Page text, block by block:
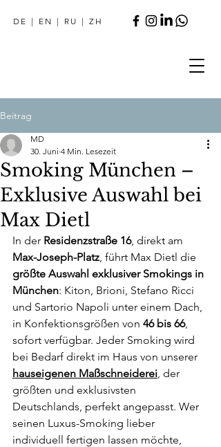
DE | EN | RU |ZH
Beitrag
Smoking München –
Exklusive Auswahl bei
Max Dietl
MD
30. Juni 4 Min. Lesezeit
In der Residenzstraße 16, direkt am
Max-Joseph-Platz, führt Max Dietl die
größte Auswahl exklusiver Smokings in
München: Kiton, Brioni, Stefano Ricci
und Sartorio Napoli unter einem Dach,
in Konfektionsgrößen von 46 bis 66,
sofort verfügbar. Jeder Smoking wird
bei Bedarf direkt im Haus von unserer
hauseigenen Maßschneiderei, der
größten und exklusivsten
Deutschlands, perfekt angepasst. Wer
seinen Luxus-Smoking lieber
individuell fertigen lassen möchte,